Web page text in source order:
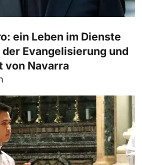
ein Leben im Dienste
Evangelisierung und
von Navarra